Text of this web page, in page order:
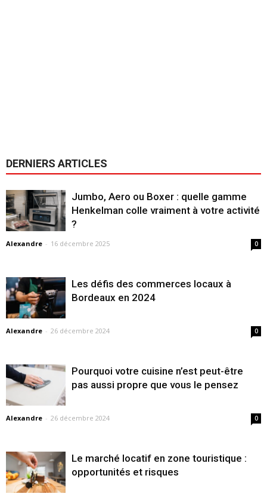
DERNIERS ARTICLES
Jumbo, Aero ou Boxer : quelle gamme
Henkelman colle vraiment à votre activité
?
Alexandre - 16 décembre 2025 0
Les défis des commerces locaux à
Bordeaux en 2024
Alexandre - 26 décembre 2024 0
Pourquoi votre cuisine n’est peut-être
pas aussi propre que vous le pensez
Alexandre - 26 décembre 2024 0
Le marché locatif en zone touristique :
opportunités et risques